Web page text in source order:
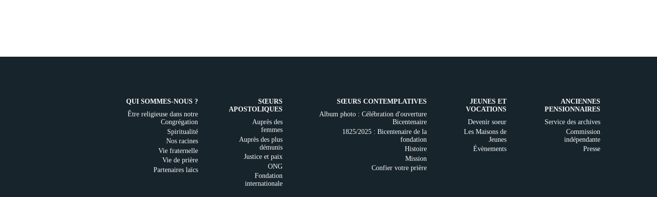
QUI SOMMES-NOUS ?
Être religieuse dans notre
Congrégation
Spiritualité
Nos racines
Vie fraternelle
Vie de prière
Partenaires laïcs
SŒURS
APOSTOLIQUES
Auprès des
femmes
Auprès des plus
démunis
Justice et paix
ONG
Fondation
internationale
SŒURS CONTEMPLATIVES
Album photo : Célébration d'ouverture
Bicentenaire
1825/2025 : Bicentenaire de la
fondation
Histoire
Mission
Confier votre prière
JEUNES ET
VOCATIONS
Devenir soeur
Les Maisons de
Jeunes
Évènements
ANCIENNES
PENSIONNAIRES
Service des archives
Commission
indépendante
Presse